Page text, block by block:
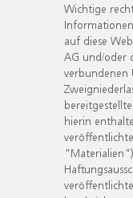
Wichtige
auf diese
AG und/oder
verbundenen
hierin